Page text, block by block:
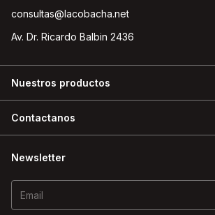
consultas@lacobacha.net
Av. Dr. Ricardo Balbin 2436
Nuestros productos
Contactanos
Newsletter